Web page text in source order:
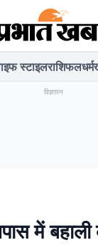
स्टाइलराशिफलधर्म
विज्ञापन
में बहाली